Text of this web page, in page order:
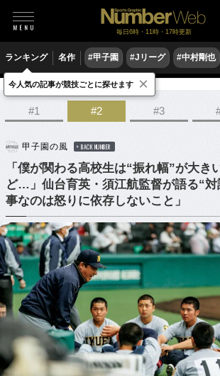
毎日6時・11時・17時更新
ランキング 名作 #甲子園 #Jリーグ #中村剛也
野球 高校野球
#1 #2 #3
甲子園の風 BACK NUMBER
「僕が関わる高校生は“振れ幅”が大き
ど…」仙台育英・須江航監督が語る“対
事なのは怒りに依存しないこと」
今人気の記事が競技ごとに探せます ×